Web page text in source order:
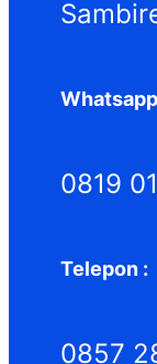
0819
Telepon :
0857